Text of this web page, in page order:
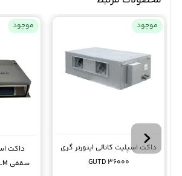
موجود
داکت اسپلیت کانالی اینورتر گری
GUTD 36000
موجود
سقفی GUT36W/A_M اینورتر